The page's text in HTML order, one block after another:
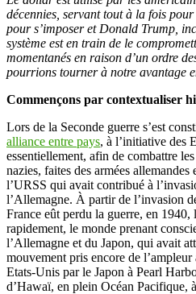
décennies, servant tout à la fois
pour s’imposer et Donald Trump,
système est en train de le
momentanés en raison d’un ordre
pourrions tourner à notre avantage
Commençons par contextualiser
Lors de la Seconde guerre s’est
alliance entre pays, à l’initiative des
essentiellement, afin de combattre
nazies, faites des armées
l’URSS qui avait contribué à
l’Allemagne. À partir de l’invasion
France eût perdu la guerre, en 1940,
rapidement, le monde prenant
l’Allemagne et du Japon, qui avait
mouvement pris encore de
Etats-Unis par le Japon à Pearl
d’Hawaï, en plein Océan Pacifique,